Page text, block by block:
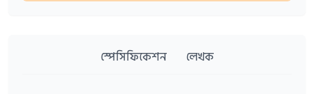
স্পেসিফিকেশন লেখক